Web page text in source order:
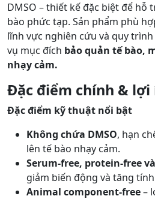
DMSO – thiết kế đặc biệt để hỗ
bào phức tạp. Sản phẩm phù
lĩnh vực nghiên cứu và quy
vụ mục đích bảo quản tế bào,
nhạy cảm.
Đặc điểm chính & lợi
Đặc điểm kỹ thuật nổi bật
Không chứa DMSO, hạn
lên tế bào nhạy cảm.
Serum-free, protein-free
giảm biến động và tăng
Animal component-free–